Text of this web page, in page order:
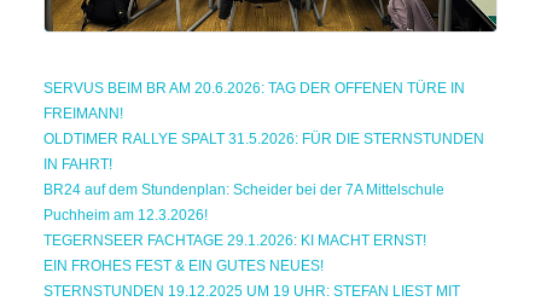
SERVUS BEIM BR AM 20.6.2026: TAG DER OFFENEN TÜRE IN
FREIMANN!
OLDTIMER RALLYE SPALT 31.5.2026: FÜR DIE STERNSTUNDEN
IN FAHRT!
BR24 auf dem Stundenplan: Scheider bei der 7A Mittelschule
Puchheim am 12.3.2026!
TEGERNSEER FACHTAGE 29.1.2026: KI MACHT ERNST!
EIN FROHES FEST & EIN GUTES NEUES!
STERNSTUNDEN 19.12.2025 UM 19 UHR: STEFAN LIEST MIT